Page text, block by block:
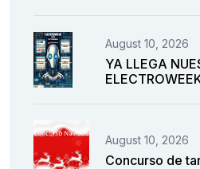
August 10, 2026
YA LLEGA
August 10, 2026
Concurso de